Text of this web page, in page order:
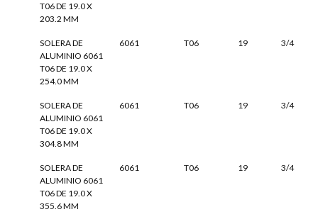
T06 DE 19.0 X
203.2 MM
SOLERA DE
ALUMINIO 6061
T06 DE 19.0 X
254.0 MM
6061 T06 19 3/4
SOLERA DE
ALUMINIO 6061
T06 DE 19.0 X
304.8 MM
6061 T06 19 3/4
SOLERA DE
ALUMINIO 6061
T06 DE 19.0 X
355.6 MM
6061 T06 19 3/4